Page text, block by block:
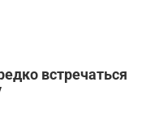
встречаться